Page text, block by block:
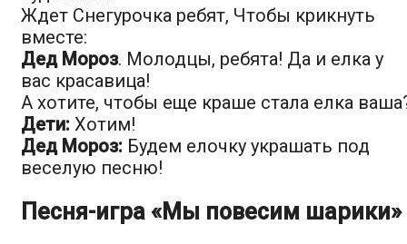
Ждет Снегурочка ребят, Чтобы крикнуть
вместе:
Дед Мороз. Молодцы, ребята! Да и елка у
вас красавица!
А хотите, чтобы еще краше стала елка
Дети: Хотим!
Дед Мороз: Будем елочку украшать под
веселую песню!
Песня-игра «Мы повесим шарики»